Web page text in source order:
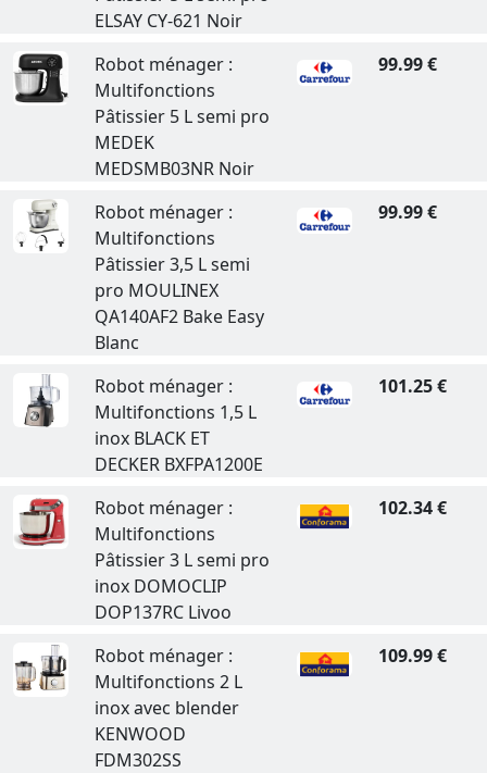
ELSAY CY-621 Noir
Robot ménager :
Multifonctions
Pâtissier 5 L semi pro
MEDEK
MEDSMB03NR Noir
99.99 €
Robot ménager :
Multifonctions
Pâtissier 3,5 L semi
pro MOULINEX
QA140AF2 Bake Easy
Blanc
99.99 €
Robot ménager :
Multifonctions 1,5 L
inox BLACK ET
DECKER BXFPA1200E
101.25 €
Robot ménager :
Multifonctions
Pâtissier 3 L semi pro
inox DOMOCLIP
DOP137RC Livoo
102.34 €
Robot ménager :
Multifonctions 2 L
inox avec blender
KENWOOD
FDM302SS
109.99 €